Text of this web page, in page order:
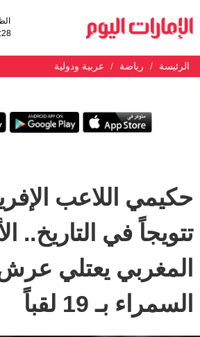
الرئيسة رياضة عربية ودولية
حكيمي اللاعب
تتويجاً في التاريخ..
المغربي يعتلي عرش
السمراء بـ 19 لقباً